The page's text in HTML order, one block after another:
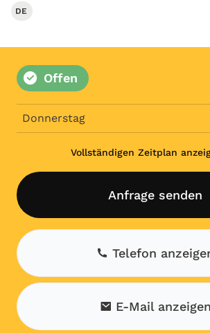
DE
Offen
Donnerstag
Vollständigen Zeitplan
Anfrage senden
Telefon
E-Mail anzeigen